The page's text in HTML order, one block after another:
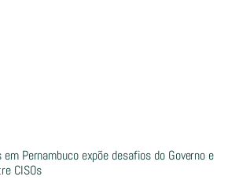
Pernambuco expõe desafios do Governo e
CISOs